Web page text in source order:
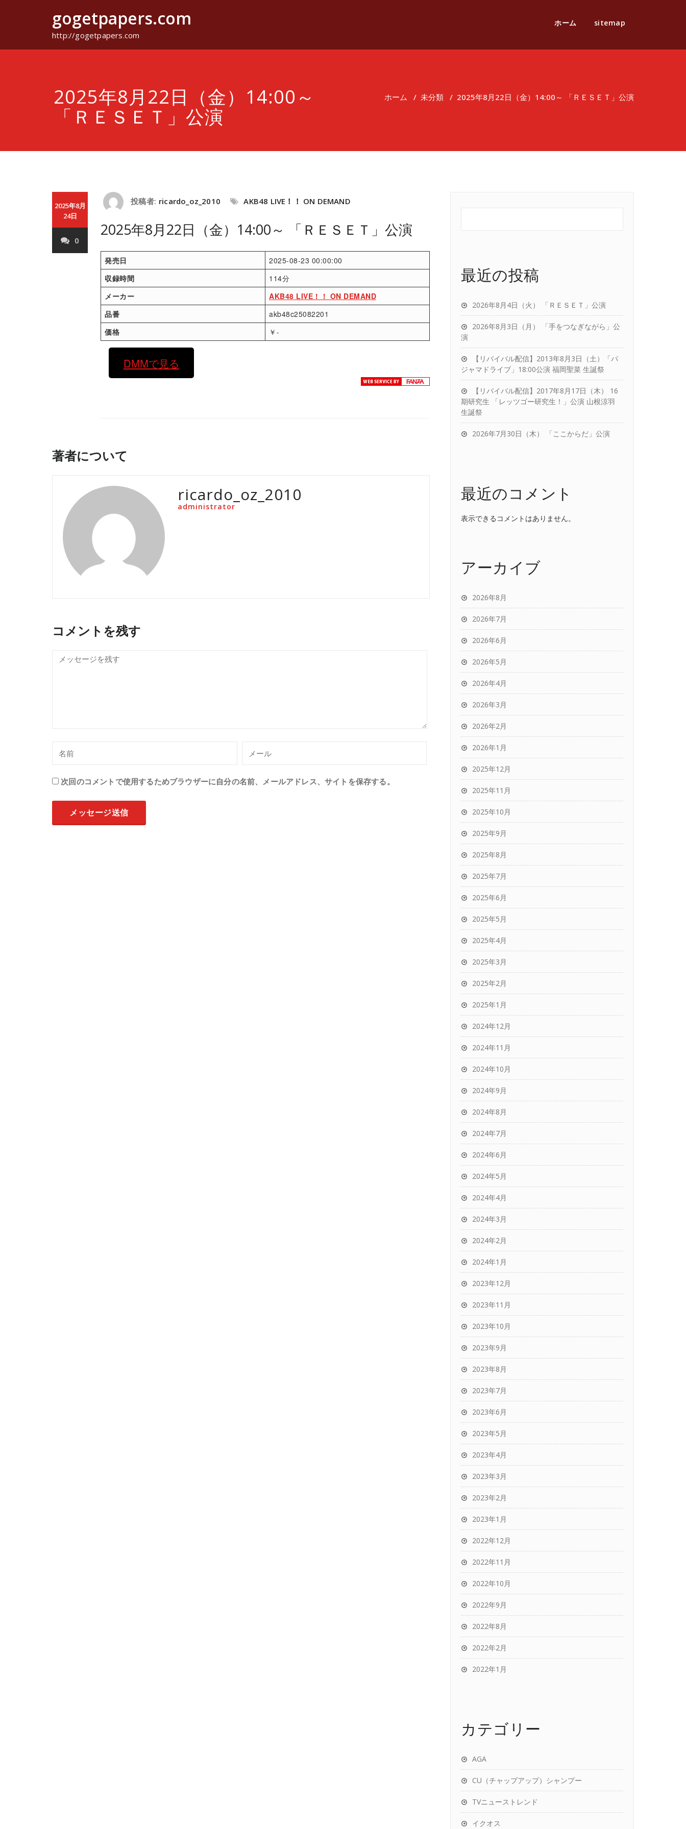
gogetpapers.com
http://gogetpapers.com
ホーム sitemap
2025年8月22日（金）14:00～
「ＲＥＳＥＴ」公演
ホーム / 未分類 / 2025年8月22日（金）14:00～ 「ＲＥＳＥＴ」公演
2025年8月
24日
0
投稿者: ricardo_oz_2010 AKB48 LIVE！！ ON DEMAND
2025年8月22日（金）14:00～ 「ＲＥＳＥＴ」公演
発売日
2025-08-23 00:00:00
収録時間
114分
メーカー
AKB48 LIVE！！ ON DEMAND
品番
akb48c25082201
価格
￥-
DMMで見る
著者について
ricardo_oz_2010
administrator
コメントを残す
次回のコメントで使用するためブラウザーに自分の名前、メールアドレス、サイトを保存する。
最近の投稿
2026年8月4日（火） 「ＲＥＳＥＴ」公演
2026年8月3日（月） 「手をつなぎながら」公
演
【リバイバル配信】2013年8月3日（土）「パ
ジャマドライブ」18:00公演 福岡聖菜 生誕祭
【リバイバル配信】2017年8月17日（木） 16
期研究生 「レッツゴー研究生！」公演 山根涼羽
生誕祭
2026年7月30日（木） 「ここからだ」公演
最近のコメント
表示できるコメントはありません。
アーカイブ
2026年8月
2026年7月
2026年6月
2026年5月
2026年4月
2026年3月
2026年2月
2026年1月
2025年12月
2025年11月
2025年10月
2025年9月
2025年8月
2025年7月
2025年6月
2025年5月
2025年4月
2025年3月
2025年2月
2025年1月
2024年12月
2024年11月
2024年10月
2024年9月
2024年8月
2024年7月
2024年6月
2024年5月
2024年4月
2024年3月
2024年2月
2024年1月
2023年12月
2023年11月
2023年10月
2023年9月
2023年8月
2023年7月
2023年6月
2023年5月
2023年4月
2023年3月
2023年2月
2023年1月
2022年12月
2022年11月
2022年10月
2022年9月
2022年8月
2022年2月
2022年1月
カテゴリー
AGA
CU（チャップアップ）シャンプー
TVニューストレンド
イクオス